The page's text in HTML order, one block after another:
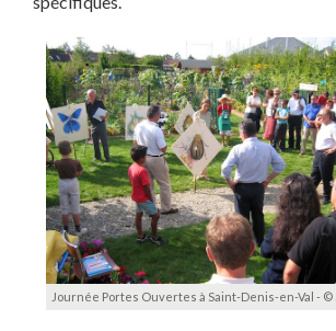
Journée Portes Ouvertes à Saint-Denis-en-Val - ©